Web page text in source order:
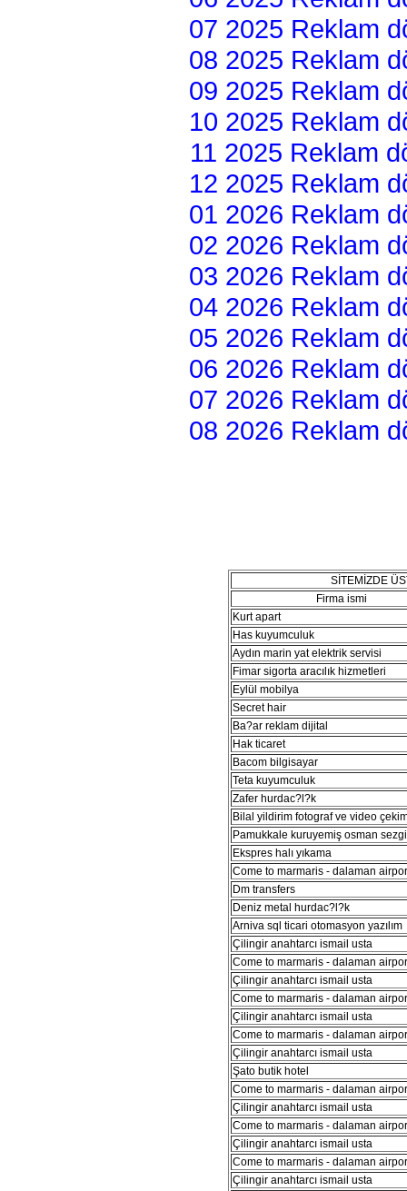
07 2025 Reklam
08 2025 Reklam
09 2025 Reklam
10 2025 Reklam
11 2025 Reklam
12 2025 Reklam
01 2026 Reklam
02 2026 Reklam
03 2026 Reklam
04 2026 Reklam
05 2026 Reklam
06 2026 Reklam
07 2026 Reklam
08 2026 Reklam
SİTEMİZDE
Firma ismi
Kurt apart
Has kuyumculuk
Aydın marin yat elektrik servisi
Fimar sigorta aracılık hizmetleri
Eylül mobilya
Secret hair
Ba?ar reklam dijital
Hak ticaret
Bacom bilgisayar
Teta kuyumculuk
Zafer hurdac?l?k
Bilal yildirim fotograf ve video
Pamukkale kuruyemiş osman
Ekspres halı yıkama
Come to marmaris - dalaman
Dm transfers
Deniz metal hurdac?l?k
Arniva sql ticari otomasyon yazılım
Çilingir anahtarcı ismail usta
Come to marmaris - dalaman
Çilingir anahtarcı ismail usta
Come to marmaris - dalaman
Çilingir anahtarcı ismail usta
Come to marmaris - dalaman
Çilingir anahtarcı ismail usta
Şato butik hotel
Come to marmaris - dalaman
Çilingir anahtarcı ismail usta
Come to marmaris - dalaman
Çilingir anahtarcı ismail usta
Come to marmaris - dalaman
Çilingir anahtarcı ismail usta